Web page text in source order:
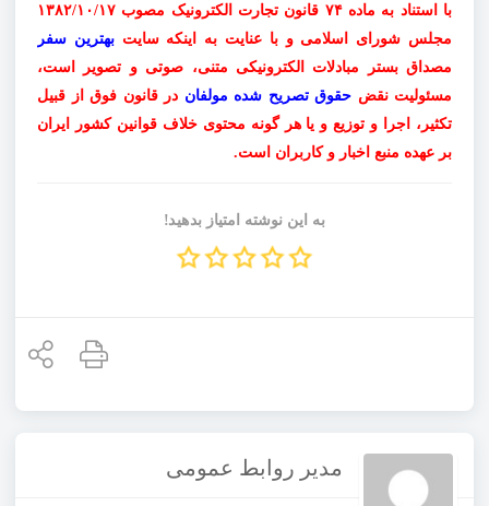
با استناد به ماده۷۴ قانون تجارت الکترونیک مصوب ۱۳۸۲/۱۰/۱۷
مجلس شورای اسلامی و با عنایت به اینکه سایتبهترین سفر
مصداق بستر مبادلات الکترونیکی متنی، صوتی و تصویر است،
مسئولیت نقض حقوق تصریح شده مولفان در قانون فوق از قبیل
تکثیر، اجرا و توزیع و یا هر گونه محتوی خلاف قوانین کشور ایران
بر عهده منبع اخبار و کاربران است.
به این نوشته امتیاز بدهید!
مدیر روابط عمومی